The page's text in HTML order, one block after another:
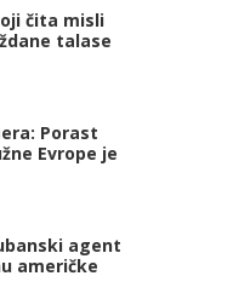
čita misli
talase
Porast
Evrope je
agent
američke